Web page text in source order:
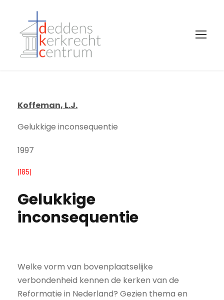
Koffeman, L.J.
Gelukkige inconsequentie
1997
|185|
Gelukkige
inconsequentie
Welke vorm van bovenplaatselijke
verbondenheid kennen de kerken van de
Reformatie in Nederland? Gezien thema en